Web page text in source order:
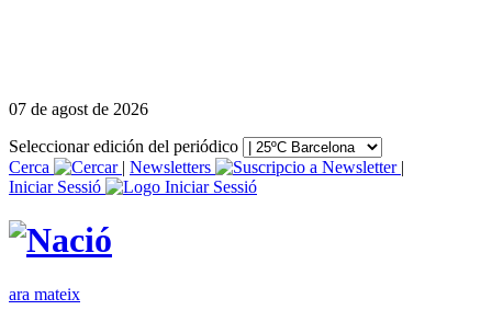
07 de agost de 2026
Seleccionar edición del periódico
Cerca
| Newsletters
|
Iniciar Sessió
ara mateix